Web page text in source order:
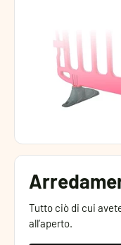
Tutto ciò di cui
all’aperto.